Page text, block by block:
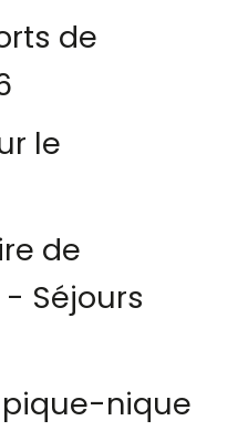
de
le
de
Séjours
pique-nique